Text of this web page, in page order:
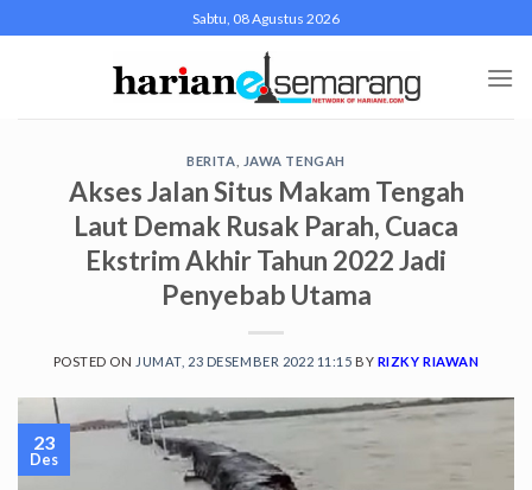
to
Sabtu, 08 Agustus 2026
BERITA JAWA TENGAH
Akses Jalan Situs Makam Tengah
Laut Demak Rusak Parah, Cuaca
Ekstrim Akhir Tahun 2022 Jadi
Penyebab Utama
POSTED ON JUMAT, 23 DESEMBER 2022 11:15 BY RIZKY RIAWAN
23
Des